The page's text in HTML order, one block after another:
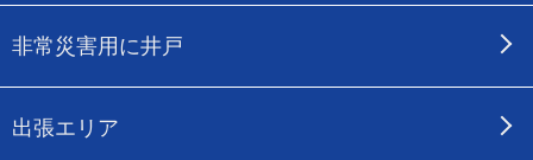
非常災害用に井戸
出張エリア